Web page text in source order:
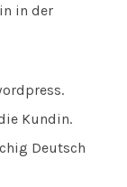
in der
Kundin.
Deutsch